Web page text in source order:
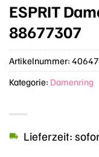
ESPRIT
88677307
Lieferzeit:
Artikelnummer:
Kategorie: Damenring